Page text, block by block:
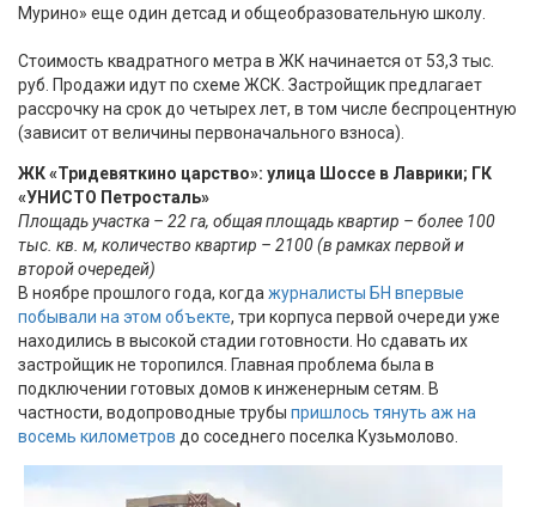
Мурино» еще один детсад и общеобразовательную школу.
Стоимость квадратного метра в ЖК начинается от 53,3 тыс.
руб. Продажи идут по схеме ЖСК. Застройщик предлагает
рассрочку на срок до четырех лет, в том числе беспроцентную
(зависит от величины первоначального взноса).
ЖК «Тридевяткино царство»: улица Шоссе в Лаврики; ГК
«УНИСТО Петросталь»
Площадь участка – 22 га, общая площадь квартир – более 100
тыс. кв. м, количество квартир – 2100 (в рамках первой и
второй очередей)
В ноябре прошлого года, когда журналисты БН впервые
побывали на этом объекте, три корпуса первой очереди уже
находились в высокой стадии готовности. Но сдавать их
застройщик не торопился. Главная проблема была в
подключении готовых домов к инженерным сетям. В
частности, водопроводные трубы пришлось тянуть аж на
восемь километров до соседнего поселка Кузьмолово.